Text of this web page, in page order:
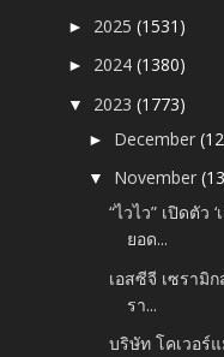
► 2025(1531)
► 2024(1380)
▼ 2023(1773)
► December
▼ November
“ไวไว” เปิดตัว
ยอด...
เอสซีจี เซรามิ
รา...
บริษัท โคเวอร์